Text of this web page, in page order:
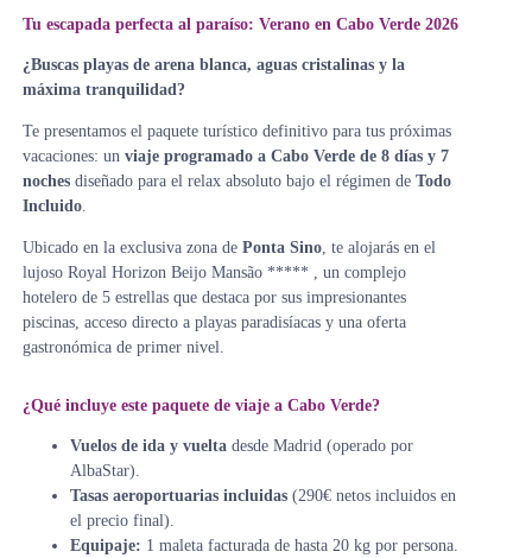
Tu escapada perfecta al paraíso: Verano en Cabo Verde 2026
¿Buscas playas de arena blanca, aguas cristalinas y la
máxima tranquilidad?
Te presentamos el paquete turístico definitivo para tus próximas
vacaciones: un viaje programado a Cabo Verde de 8 días y 7
nochesdiseñado para el relax absoluto bajo el régimen de Todo
Incluido.
Ubicado en la exclusiva zona de Ponta Sino, te alojarás en el
lujoso Royal Horizon Beijo Mansão ***** , un complejo
hotelero de 5 estrellas que destaca por sus impresionantes
piscinas, acceso directo a playas paradisíacas y una oferta
gastronómica de primer nivel.
¿Qué incluye este paquete de viaje a Cabo Verde?
Vuelos de ida y vueltadesde Madrid (operado por
AlbaStar).
Tasas aeroportuarias incluidas(290€ netos incluidos en
el precio final).
Equipaje: 1 maleta facturada de hasta 20 kg por persona.